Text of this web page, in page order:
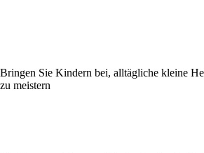
Bringen Sie Kindern bei, alltägliche kleine
zu meistern